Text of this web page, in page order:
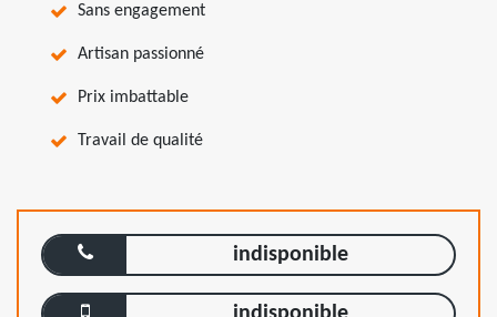
Sans engagement
Artisan passionné
Prix imbattable
Travail de qualité
indisponible